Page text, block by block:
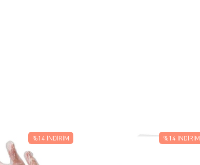
%14 İNDIRIM %14 İNDIRIM